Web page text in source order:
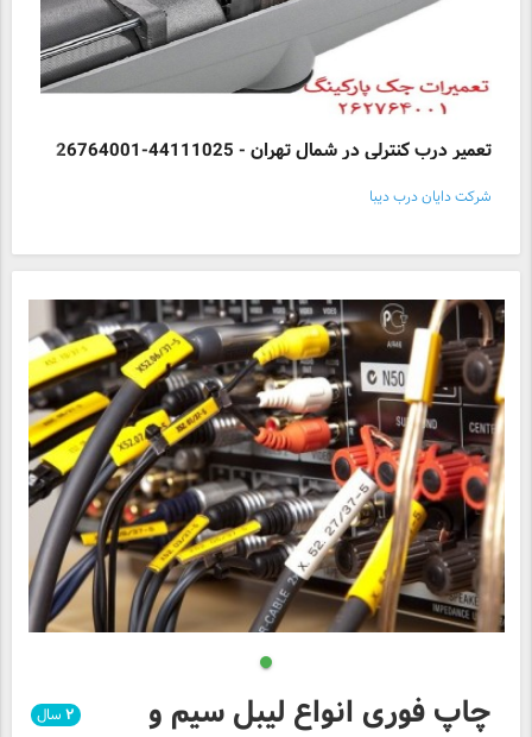
تعمیر درب کنترلی در شمال تهران - 44111025-26764001
شرکت دایان درب دیبا
چاپ فوری انواع لیبل سیم و
۲ سال